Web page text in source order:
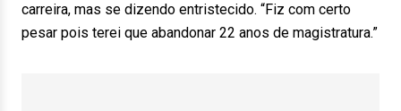
carreira, mas se dizendo entristecido. “Fiz com certo
pesar pois terei que abandonar 22 anos de magistratura.”